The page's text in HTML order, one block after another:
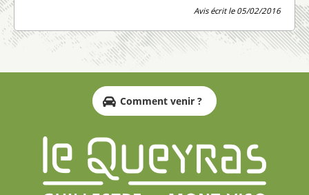
Avis écrit le 05/02/2016
Comment venir ?